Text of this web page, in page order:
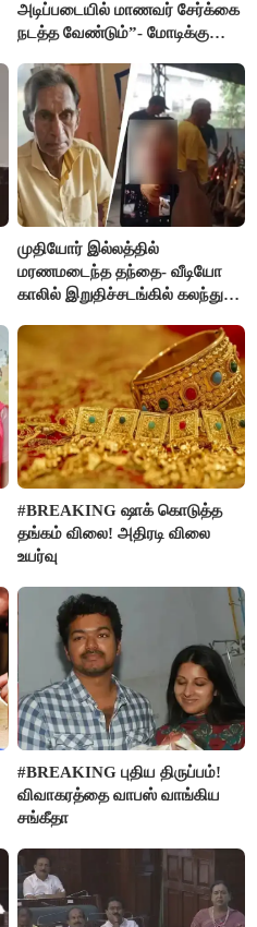
அடிப்படையில் மாணவர் சேர்க்கை
நடத்த வேண்டும்”- மோடிக்கு
முதியோர் இல்லத்தில்
மரணமடைந்த தந்தை- வீடியோ
காலில் இறுதிச்சடங்கில் கலந்து
#BREAKING ஷாக் கொடுத்த
தங்கம் விலை! அதிரடி விலை
உயர்வு
#BREAKING புதிய திருப்பம்!
விவாகரத்தை வாபஸ் வாங்கிய
சங்கீதா